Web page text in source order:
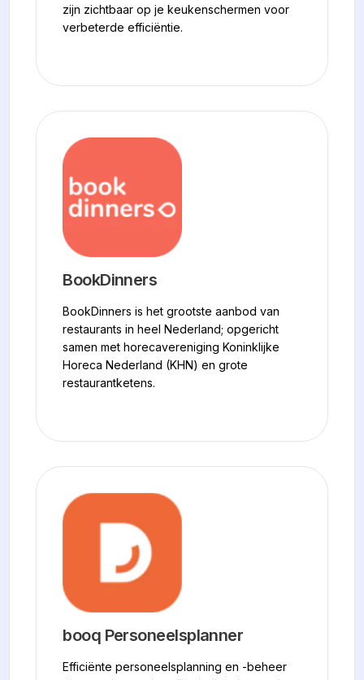
zijn zichtbaar op je keukenschermen voor
verbeterde efficiëntie.
BookDinners
BookDinners is het grootste aanbod van
restaurants in heel Nederland; opgericht
samen met horecavereniging Koninklijke
Horeca Nederland (KHN) en grote
restaurantketens.
booq Personeelsplanner
Efficiënte personeelsplanning en -beheer